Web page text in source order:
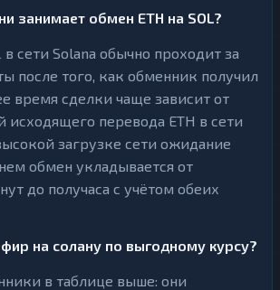
занимает обмен ETH на SOL?
в сети Solana обычно проходит за
после того, как обменник получил
время сделки чаще зависит от
исходящего перевода ETH в сети
загрузке сети ожидание
обмен укладывается от
до получаса с учётом обеих
на солану по выгодному курсу?
в таблице выше: они